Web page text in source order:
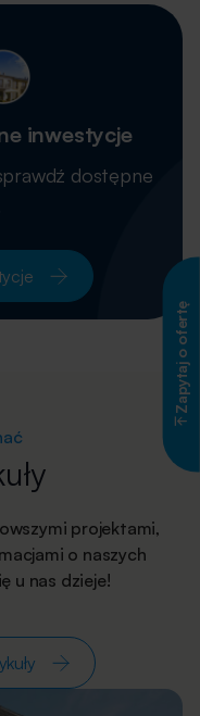
inwestycje
dostępne
projektami,
o naszych
u nas dzieje!
Zapytaj o ofertę